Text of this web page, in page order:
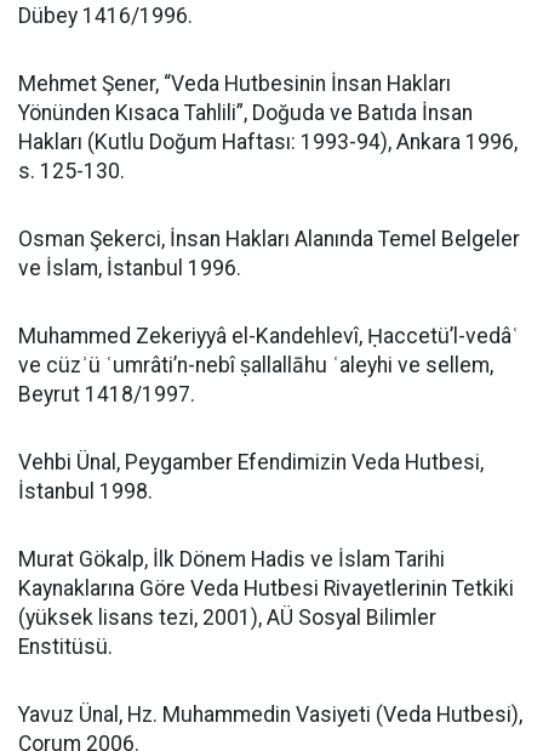
Dübey 1416/1996.
Mehmet Şener, “Veda Hutbesinin İnsan Hakları
Yönünden Kısaca Tahlili”, Doğuda ve Batıda İnsan
Hakları (Kutlu Doğum Haftası: 1993-94), Ankara 1996,
s. 125-130.
Osman Şekerci, İnsan Hakları Alanında Temel Belgeler
ve İslam, İstanbul 1996.
Muhammed Zekeriyyâ el-Kandehlevî, Ḥaccetü’l-vedâʿ
ve cüzʾü ʿumrâti’n-nebî ṣallallāhu ʿaleyhi ve sellem,
Beyrut 1418/1997.
Vehbi Ünal, Peygamber Efendimizin Veda Hutbesi,
İstanbul 1998.
Murat Gökalp, İlk Dönem Hadis ve İslam Tarihi
Kaynaklarına Göre Veda Hutbesi Rivayetlerinin Tetkiki
(yüksek lisans tezi, 2001), AÜ Sosyal Bilimler
Enstitüsü.
Yavuz Ünal, Hz. Muhammedin Vasiyeti (Veda Hutbesi),
Çorum 2006.